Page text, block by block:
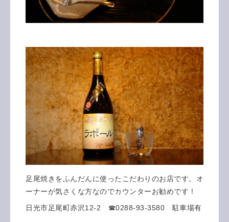
足尾焼きをふんだんに使ったこだわりのお店です。オ
ーナーが気さくな方なのでカウンターお勧めです！
日光市足尾町赤沢12-2 ☎0288-93-3580 駐車場有